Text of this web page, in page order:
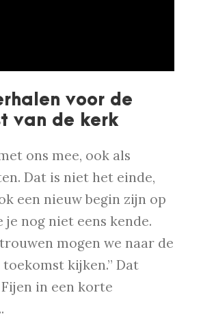
voor de
van de kerk
ons mee, ook als
Dat is niet het einde,
een nieuw begin zijn op
je nog niet eens kende.
mogen we naar de
kijken.” Dat
in een korte